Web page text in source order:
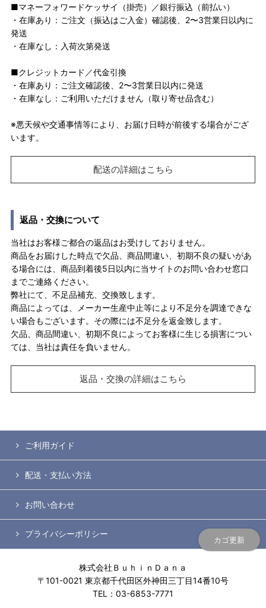
カゴ更新
■マネーフォワードケッサイ（掛売）／銀行振込（前払い）
・在庫あり：ご注文（振込はご入金）確認後、2〜3営業日以内に
発送
・在庫なし：入荷次第発送
■クレジットカード／代金引換
・在庫あり：ご注文確認後、2〜3営業日以内に発送
・在庫なし：ご利用いただけません（取り寄せ品含む）
※悪天候や交通事情等により、お届け日時が前後する場合がござ
います。
配送の詳細はこちら
返品・交換について
当社はお客様ご都合の返品はお受けしておりません。
商品をお届けした時点で欠品、商品間違い、初期不良の疑いがあ
る場合には、商品到着後5日以内に当サイトのお問い合わせ窓口
までご連絡ください。
弊社にて、不足品補充、交換致します。
商品によっては、メーカー生産中止等により不足分を調達できな
い場合もございます。その際には不足分を返金致します。
欠品、商品間違い、初期不良によってお客様に生じる損害につい
ては、当社は責任を負いません。
返品・交換の詳細はこちら
ご利用ガイド
配送・支払い方法
お問い合わせ
プライバシーポリシー
株式会社ＢｕｈｉｎＤａｎａ
〒101-0021 東京都千代田区外神田三丁目14番10号
TEL：03-6853-7771